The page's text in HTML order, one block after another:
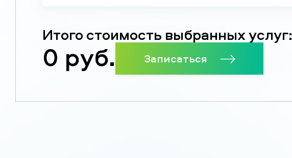
Итого стоимость выбранных услуг:
0 руб. Записаться